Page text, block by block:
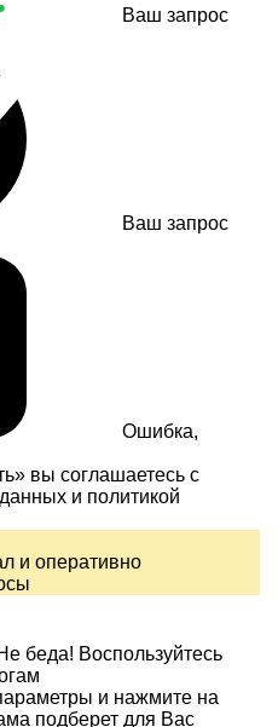
Ваш запрос
Ваш запрос
Ошибка,
вы соглашаетесь с
и политикой
и оперативно
беда! Воспользуйтесь
и нажмите на
подберет для Вас